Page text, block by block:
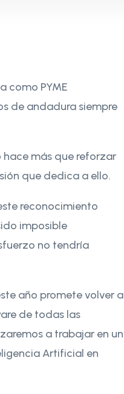
como PYME
de andadura siempre
hace más que reforzar
que dedica a ello.
reconocimiento
imposible
no tendría
año promete volver a
de todas las
a trabajar en un
Artificial en